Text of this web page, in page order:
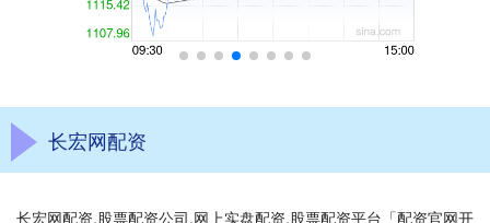
长宏网配资
长宏网配资,股票配资公司,网上实盘配资,股票配资平台「配资官网开